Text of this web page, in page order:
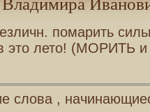
помарить
это лето! (МОРИТЬ
слова ,